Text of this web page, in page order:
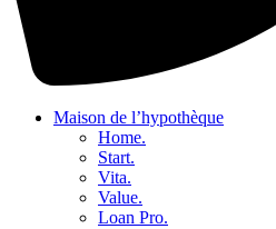
Maison de l’hypothèque
Home.
Start.
Vita.
Value.
Loan Pro.